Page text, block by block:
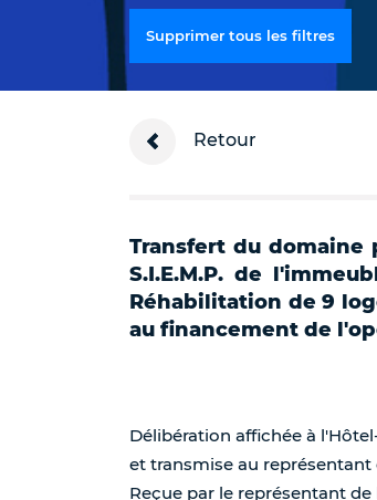
Supprimer tous les filtres
Retour
Transfert du domaine
S.I.E.M.P. de
Réhabilitation de 9
au financement de
Délibération affichée à
et transmise au représentant
Reçue par le représentant de